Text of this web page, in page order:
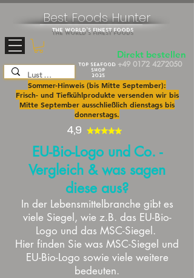
Best Foods Hunter
The World's Finest Foods
+49 0172 4272050
TOP SEAFOOD
SHOP
2025
4,9
Direkt bestellen
Sommer-Hinweis (bis Mitte September):
Frisch- und Tiefkühlprodukte versenden wir bis
Mitte September ausschließlich dienstags bis
donnerstags.
EU-Bio-Logo und Co. -
Vergleich & was sagen
diese aus?
In der Lebensmittelbranche gibt es
viele Siegel, wie z.B. das EU-Bio-
Logo und das MSC-Siegel.
Hier finden Sie was MSC-Siegel und
EU-Bio-Logo sowie viele weitere
bedeuten.